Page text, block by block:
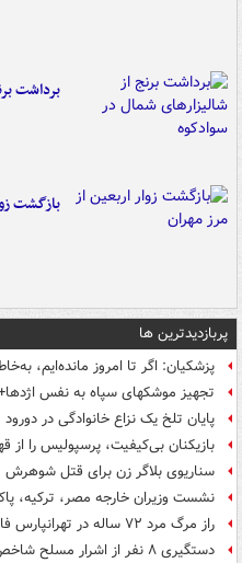
برداشت
بازگشت
پربازدیدترین ها
پزشکیان: اگر تا امروز مانده‌ایم،
تجهیز موشکهای سپاه به نفس
پایان تلخ یک نزاع خانوادگی در دورود
بازیکنان بی‌کیفیت، پرسپولیس را از
سناریوی بلاگر زن برای قتل شوهرش
نشست وزیران خارجه مصر، ترکیه،
راز مرگ مرد ۷۲ ساله در تهرانپارس فاش شد
دستگیری ۸ نفر از اشرار مسلح شاخص و مرتبطین گروهک های تروریستی